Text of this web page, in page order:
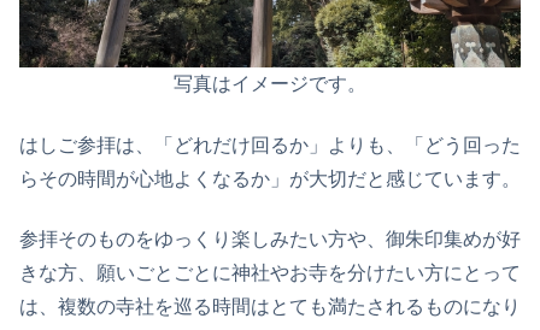
写真はイメージです。
はしご参拝は、「どれだけ回るか」よりも、「どう回った
らその時間が心地よくなるか」が大切だと感じています。
参拝そのものをゆっくり楽しみたい方や、御朱印集めが好
きな方、願いごとごとに神社やお寺を分けたい方にとって
は、複数の寺社を巡る時間はとても満たされるものになり